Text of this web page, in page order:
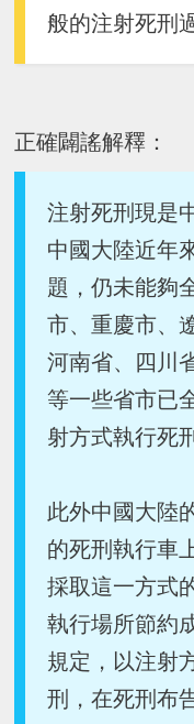
般的注射死刑
正確闢謠解釋：
注射死刑現是
中國大陸近年
題，仍未能夠
市、重慶市、
河南省、四川
等一些省市已
射方式執行死
此外中國大陸
的死刑執行車
採取這一方式
執行場所節約
規定，以注射
刑，在死刑布